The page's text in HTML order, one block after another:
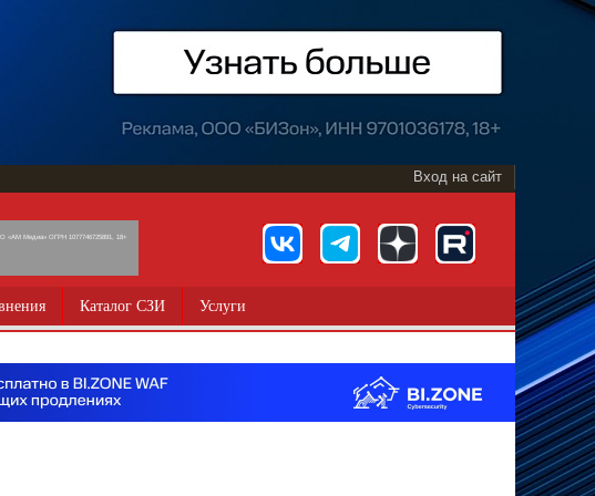
Вход на сайт
«АМ Медиа» ОГРН 1077746725891, 18+
Каталог СЗИ Услуги